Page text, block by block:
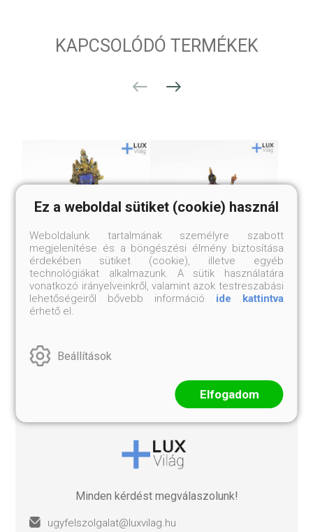
KAPCSOLÓDÓ TERMÉKEK
SZÍNES
VADZSRASZATTVA
SZOBOR
GURU RINPOCSE
SZOBOR
Minden kérdést megválaszolunk!
ugyfelszolgalat@luxvilag.hu
Ez a weboldal sütiket (cookie) használ
Weboldalunk tartalmának személyre szabott
megjelenítése és a böngészési élmény biztosítása
érdekében sütiket (cookie), illetve egyéb
technológiákat alkalmazunk. A sütik használatára
vonatkozó irányelveinkről, valamint azok testreszabási
lehetőségeiről bővebb információ ide kattintva
érhető el.
Beállítások
Elfogadom